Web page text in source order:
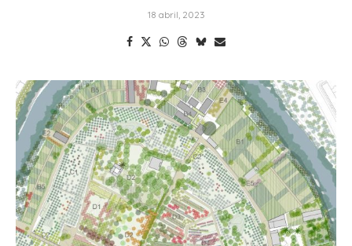
18 abril, 2023